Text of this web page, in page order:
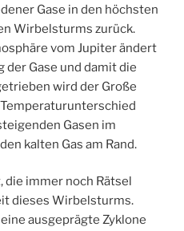
Gase in den höchsten
Wirbelsturms zurück.
vom Jupiter ändert
der Gase und damit die
wird der Große
Gasen im
kalten Gas am Rand.
die immer noch Rätsel
dieses Wirbelsturms.
ausgeprägte Zyklone